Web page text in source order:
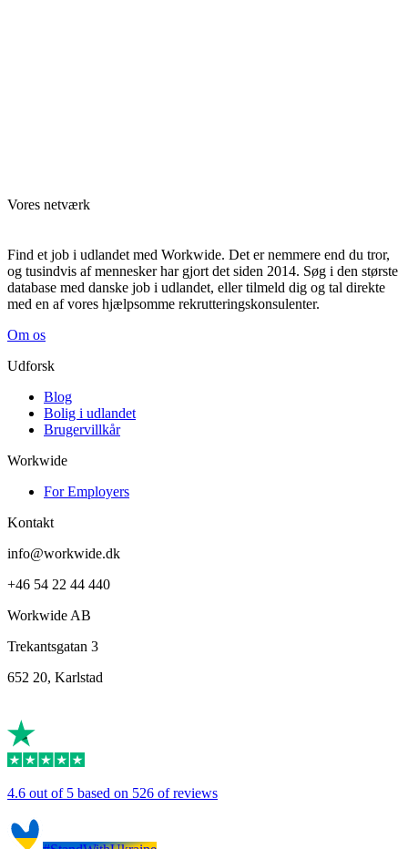
Vores netværk
Find et job i udlandet med Workwide. Det er nemmere end du tror,
og tusindvis af mennesker har gjort det siden 2014. Søg i den største
database med danske job i udlandet, eller tilmeld dig og tal direkte
med en af vores hjælpsomme rekrutteringskonsulenter.
Om os
Udforsk
Blog
Bolig i udlandet
Brugervillkår
Workwide
For Employers
Kontakt
info@workwide.dk
+46 54 22 44 440
Workwide AB
Trekantsgatan 3
652 20, Karlstad
4.6 out of 5 based on 526 of reviews